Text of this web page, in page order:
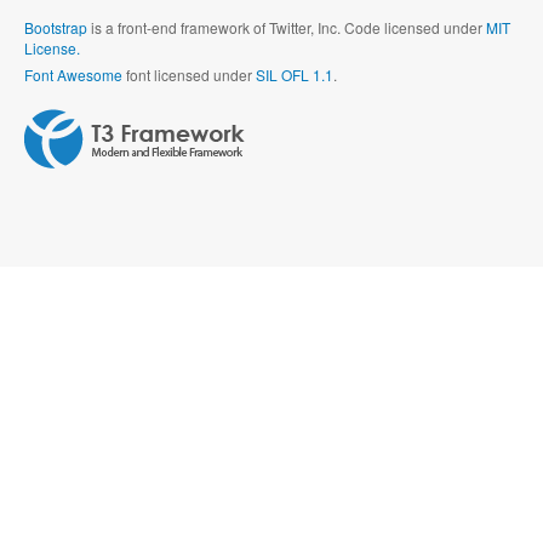
Bootstrapis a front-end framework of Twitter, Inc. Code licensed underMIT
License.
Font Awesomefont licensed underSIL OFL 1.1.